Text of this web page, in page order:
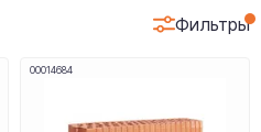
Фильтры
00014684